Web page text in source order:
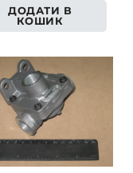
ДОДАТИ В
КОШИК